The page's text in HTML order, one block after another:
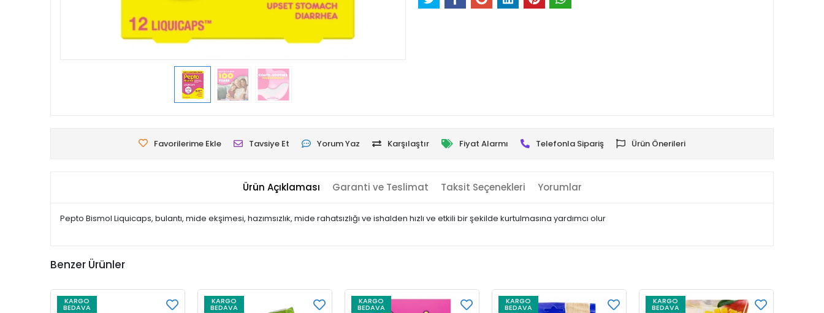
Favorilerime Ekle Tavsiye Et Yorum Yaz Karşılaştır Fiyat Alarmı Telefonla Sipariş Ürün Önerileri
Ürün Açıklaması Garanti ve Teslimat Taksit Seçenekleri Yorumlar
Pepto Bismol Liquicaps, bulantı, mide ekşimesi, hazımsızlık, mide rahatsızlığı ve ishalden hızlı ve etkili bir şekilde kurtulmasına yardımcı olur
Benzer Ürünler
KARGO
BEDAVA
KARGO
BEDAVA
KARGO
BEDAVA
KARGO
BEDAVA
KARGO
BEDAVA